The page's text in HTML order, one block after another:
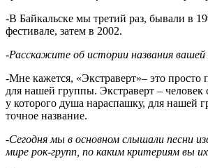
-В Байкальске мы третий раз, бывали в
фестивале, затем в 2002.
-Расскажите об истории названия вашей
-Мне кажется, «Экстраверт»– это просто
для нашей группы. Экстраверт – человек
у которого душа нараспашку, для нашей
точное название.
-Сегодня мы в основном слышали песни
мире рок-групп, по каким критериям вы